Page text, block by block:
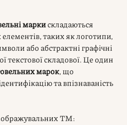
маркискладаються
таких як логотипи,
або абстрактні графічні
текстової складової. Це один
марок, що
та впізнаваність
ТМ: